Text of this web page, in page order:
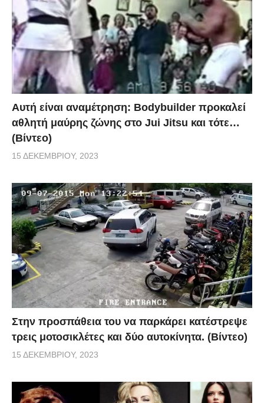
Αυτή είναι αναμέτρηση: Bodybuilder προκαλεί
αθλητή μαύρης ζώνης στο Jui Jitsu και τότε…
(Βίντεο)
15 ΔΕΚΕΜΒΡΊΟΥ, 2023
Στην προσπάθεια του να παρκάρει κατέστρεψε
τρεις μοτοσικλέτες και δύο αυτοκίνητα. (Βίντεο)
15 ΔΕΚΕΜΒΡΊΟΥ, 2023